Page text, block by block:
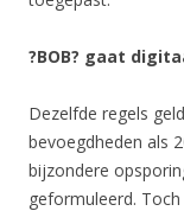
?BOB? gaat
Dezelfde regels
bevoegdheden als
bijzondere
geformuleerd.